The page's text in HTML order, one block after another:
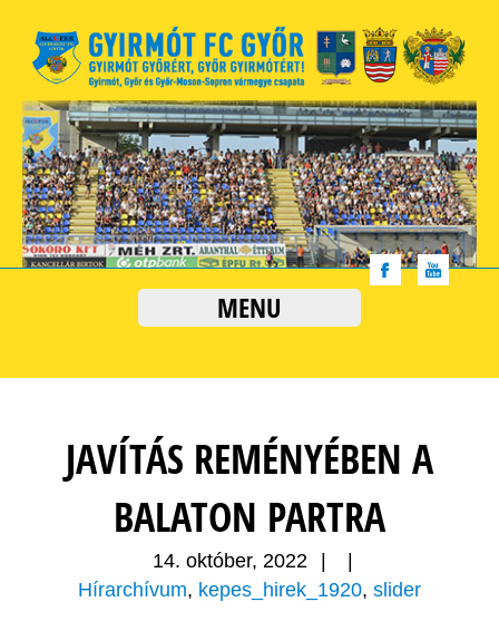
MENU
JAVÍTÁS REMÉNYÉBEN A
BALATON PARTRA
14. október, 2022
Hírarchívum, kepes_hirek_1920, slider